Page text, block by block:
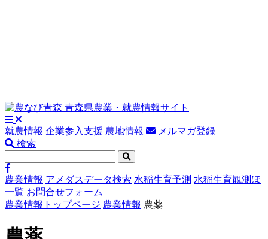
就農情報 企業参入支援 農地情報
メルマガ登録
検索
農業情報 アメダスデータ検索 水稲生育予測 水稲生育観測ほ
一覧 お問合せフォーム
農業情報トップページ 農業情報 農薬